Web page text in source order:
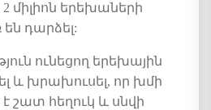
2 միլիոն երեխաների
են դարձել:
ունեցող երեխային
և խրախուսել, որ խմի
է շատ հեղուկ և սնվի